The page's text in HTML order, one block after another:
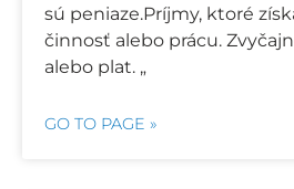
sú peniaze.Príjmy, ktoré
činnosť alebo prácu.
alebo plat. „
GO TO PAGE »